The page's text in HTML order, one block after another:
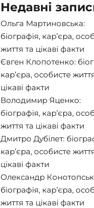
Недавні
Ольга Мартиновська:
біографія, кар’єра,
життя та цікаві факти
Євген Клопотенко:
кар’єра, особисте
цікаві факти
Володимир Яценко:
біографія, кар’єра,
життя та цікаві факти
Дмитро Дубілет:
кар’єра, особисте
цікаві факти
Олександр
біографія, кар’єра,
життя та цікаві факти